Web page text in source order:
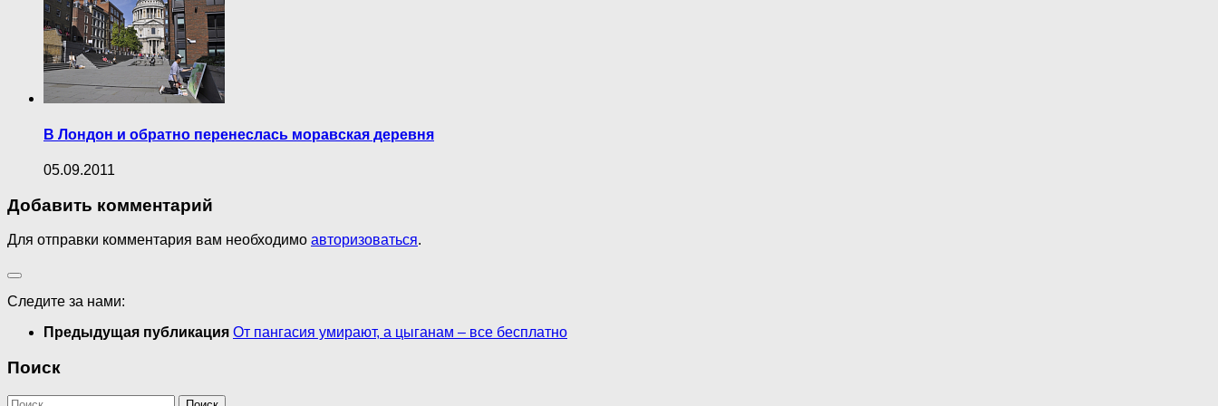
В Лондон и обратно перенеслась моравская деревня
05.09.2011
Добавить комментарий
Для отправки комментария вам необходимо авторизоваться.
Следите за нами:
Предыдущая публикация От пангасия умирают, а цыганам – все бесплатно
Поиск
Найти: